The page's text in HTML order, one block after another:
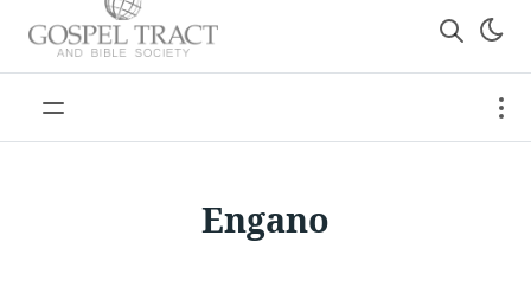
Engano